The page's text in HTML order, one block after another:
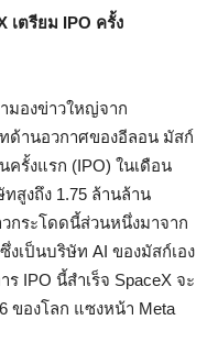
เตรียม IPO ครั้ง
มองข่าวใหญ่จาก
ทด้านอวกาศของอีลอน มัสก์
รั้งแรก (IPO) ในเดือน
สูงถึง 1.75 ล้านล้าน
กระโดดนี้ส่วนหนึ่งมาจาก
งเป็นบริษัท AI ของมัสก์เอง
IPO นี้สำเร็จ SpaceX จะ
ของโลก แซงหน้า Meta